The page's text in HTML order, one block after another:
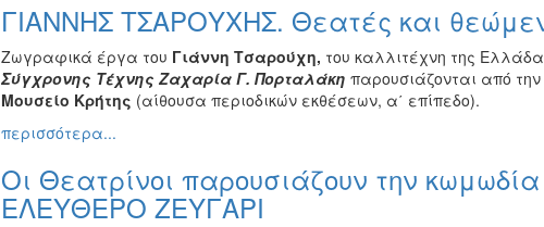
ΓΙΑΝΝΗΣ ΤΣΑΡΟΥΧΗΣ. Θεατές και
Ζωγραφικά έργα του Γιάννη Τσαρούχη, του καλλιτέχνη της
Σύγχρονης Τέχνης Ζαχαρία Γ. Πορταλάκη παρουσιάζονται από την
Μουσείο Κρήτης (αίθουσα περιοδικών εκθέσεων, α΄ επίπεδο).
περισσότερα...
Οι Θεατρίνοι παρουσιάζουν την
ΕΛΕΥΘΕΡΟ ΖΕΥΓΑΡΙ